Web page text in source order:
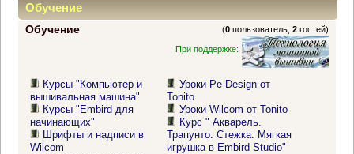
Обучение
Обучение (0 пользователь,2 гостей)
При поддержке:
Курсы "Компьютер и
вышивальная машина"
Курсы "Embird для
начинающих"
Шрифты и надписи в
Wilcom
Уроки Pe-Design от
Tonito
Уроки Wilcom от Tonito
Курс " Акварель.
Трапунто. Стежка. Мягкая
игрушка в Embird Studio"